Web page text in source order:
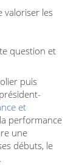
valoriser les
question et
puis
et
performance
une
débuts, le